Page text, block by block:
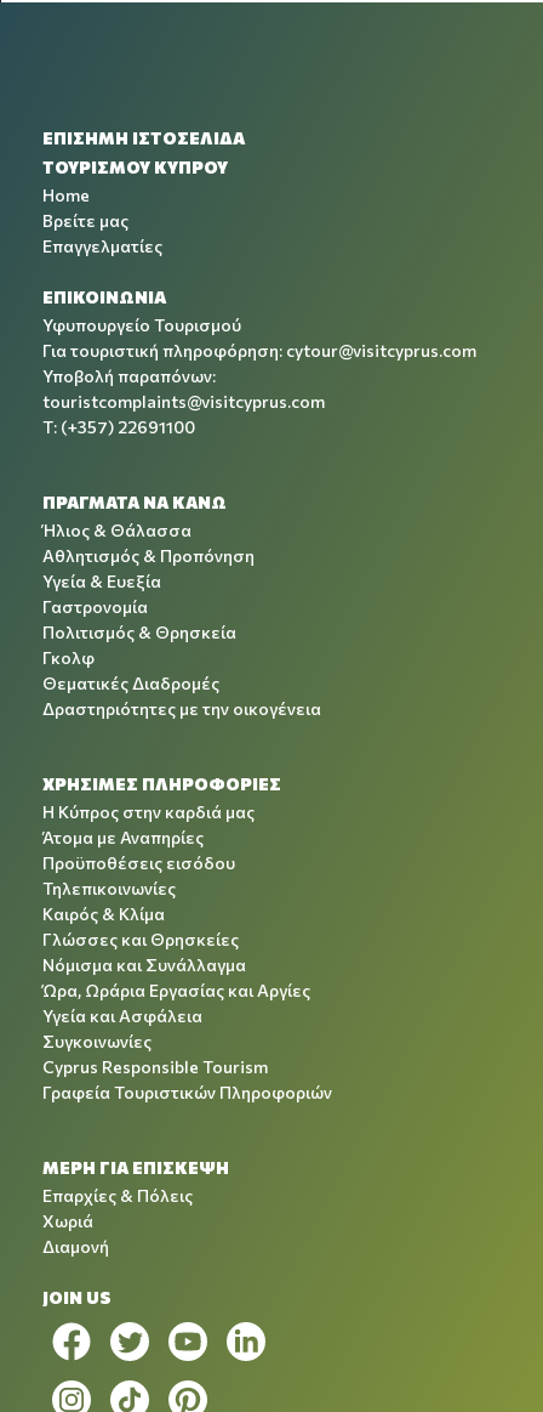
ΕΠΙΣΗΜΗ ΙΣΤΟΣΕΛΙΔΑ
ΤΟΥΡΙΣΜΟΥ ΚΥΠΡΟΥ
Home
Βρείτε μας
Επαγγελματίες
ΕΠΙΚΟΙΝΩΝΙΑ
Υφυπουργείο Τουρισμού
Για τουριστική πληροφόρηση: cytour@visitcyprus.com
Υποβολή παραπόνων:
touristcomplaints@visitcyprus.com
T: (+357) 22691100
ΠΡΑΓΜΑΤΑ ΝΑ ΚΑΝΩ
Ήλιος & Θάλασσα
Αθλητισμός & Προπόνηση
Υγεία & Ευεξία
Γαστρονομία
Πολιτισμός & Θρησκεία
Γκολφ
Θεματικές Διαδρομές
Δραστηριότητες με την οικογένεια
ΧΡΉΣΙΜΕΣ ΠΛΗΡΟΦΟΡΊΕΣ
Η Κύπρος στην καρδιά μας
Άτομα με Αναπηρίες
Προϋποθέσεις εισόδου
Τηλεπικοινωνίες
Καιρός & Κλίμα
Γλώσσες και Θρησκείες
Νόμισμα και Συνάλλαγμα
Ώρα, Ωράρια Εργασίας και Αργίες
Υγεία και Ασφάλεια
Συγκοινωνίες
Cyprus Responsible Tourism
Γραφεία Τουριστικών Πληροφοριών
ΜΕΡΗ ΓΙΑ ΕΠΙΣΚΕΨΗ
Επαρχίες & Πόλεις
Χωριά
Διαμονή
JOIN US